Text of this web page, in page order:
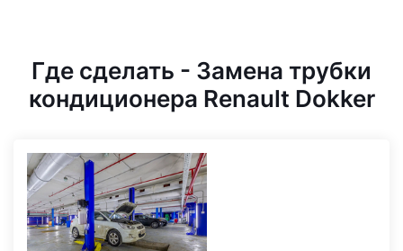
Где сделать - Замена трубки
кондиционера Renault Dokker